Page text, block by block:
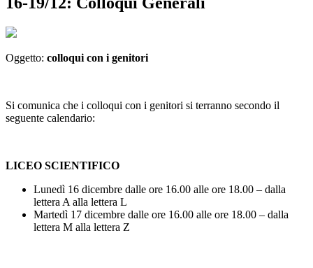
Oggetto: colloqui con i genitori
Si comunica che i colloqui con i genitori si terranno secondo il
seguente calendario:
LICEO SCIENTIFICO
Lunedì 16 dicembre dalle ore 16.00 alle ore 18.00 – dalla
lettera A alla lettera L
Martedì 17 dicembre dalle ore 16.00 alle ore 18.00 – dalla
lettera M alla lettera Z